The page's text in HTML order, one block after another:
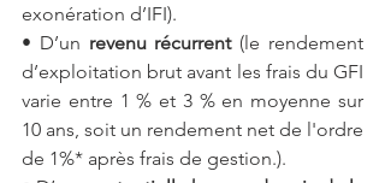
exonération d’IFI).
• D’un revenu récurrent (le rendement
d’exploitation brut avant les frais du GFI
varie entre 1 % et 3 % en moyenne sur
10 ans, soit un rendement net de l'ordre
de 1%* après frais de gestion.).